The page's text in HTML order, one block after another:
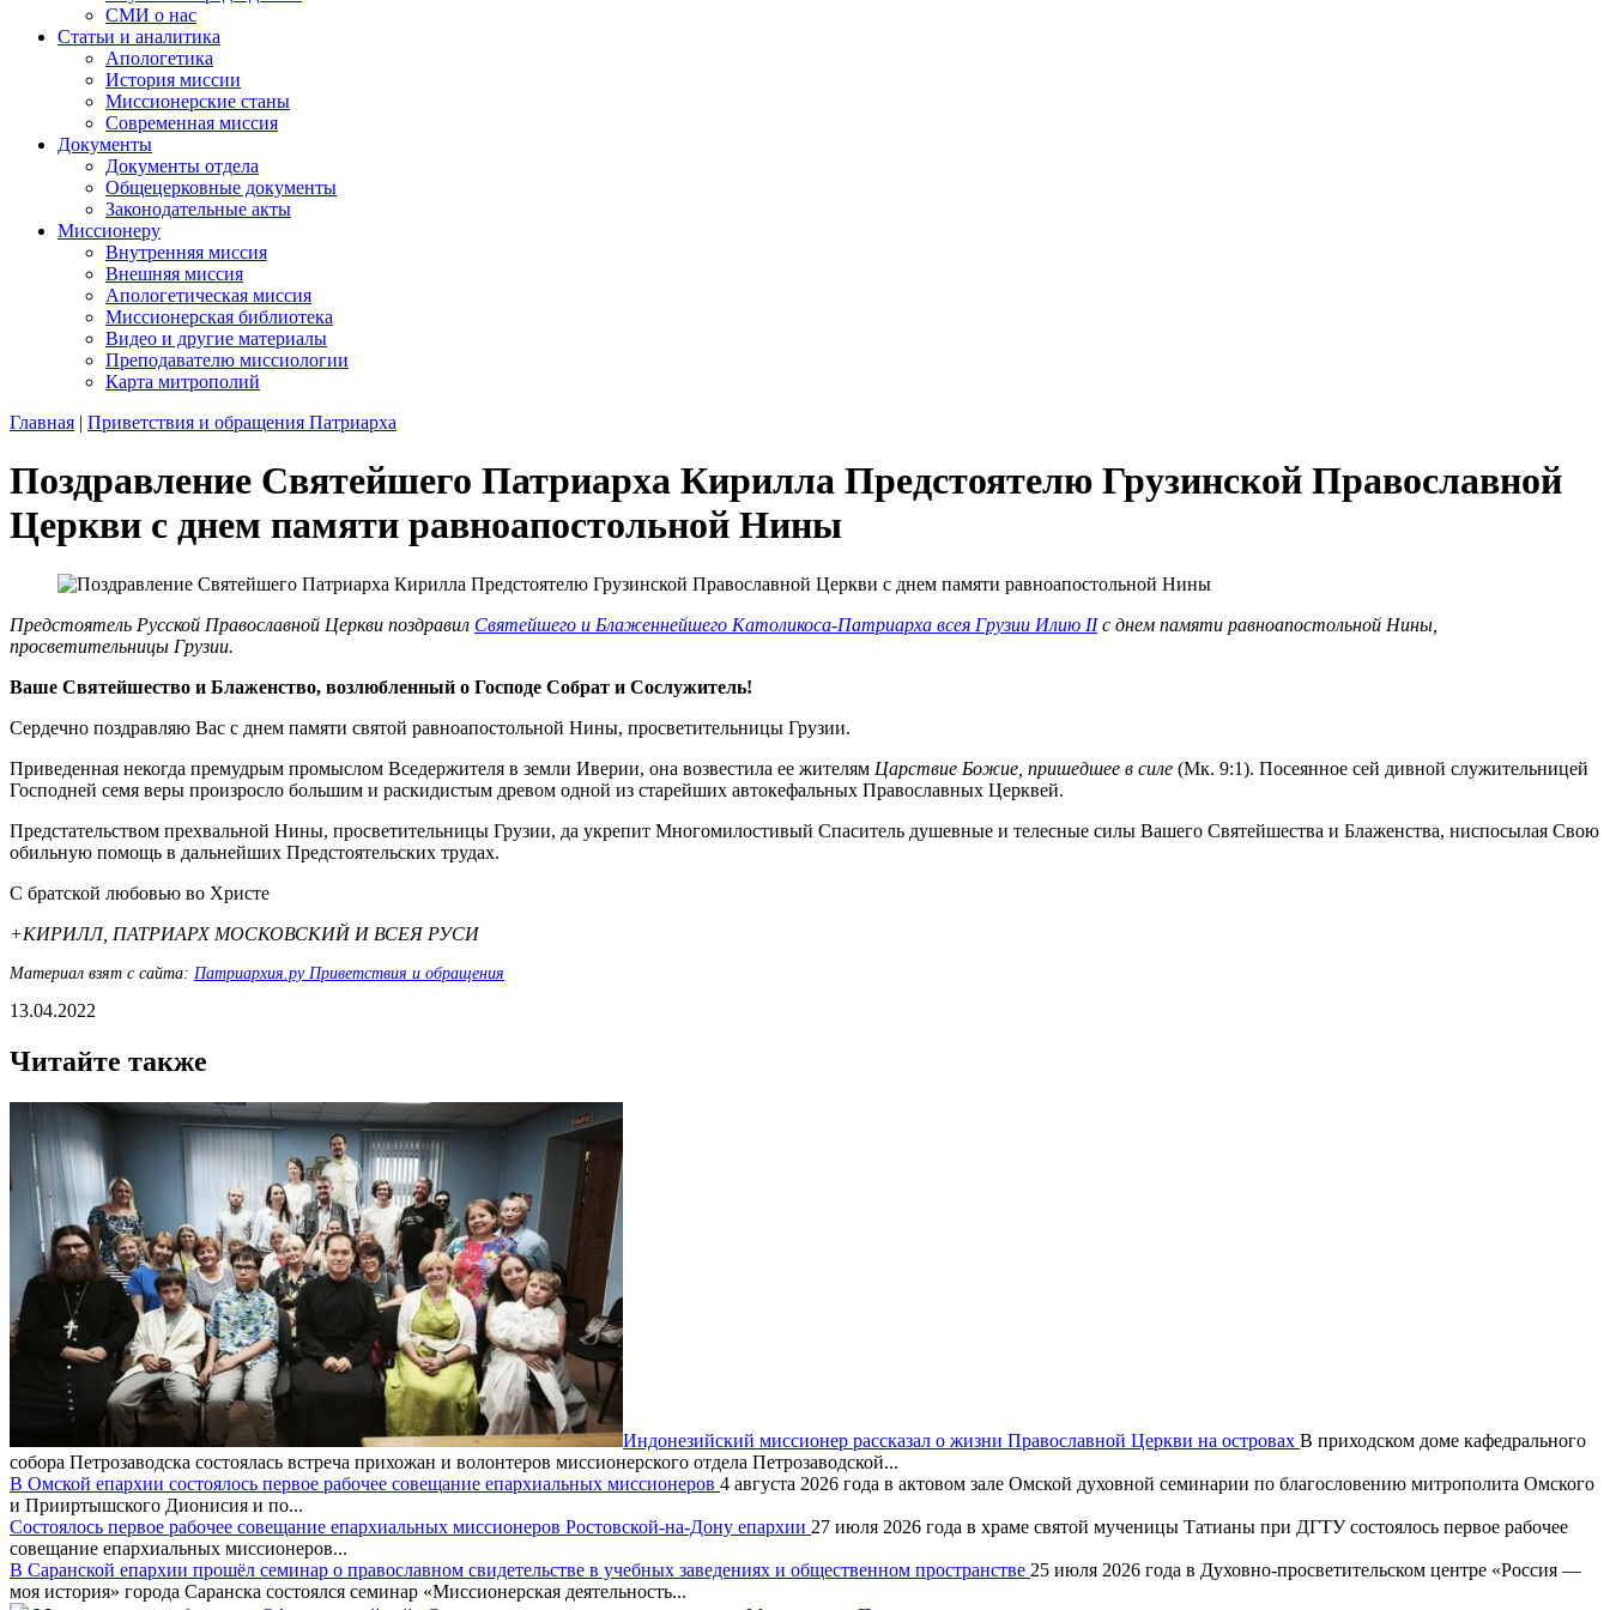
СМИ о нас
Статьи и аналитика
Апологетика
История миссии
Миссионерские станы
Современная миссия
Документы
Документы отдела
Общецерковные документы
Законодательные акты
Миссионеру
Внутренняя миссия
Внешняя миссия
Апологетическая миссия
Миссионерская библиотека
Видео и другие материалы
Преподавателю миссиологии
Карта митрополий
Главная | Приветствия и обращения Патриарха
Поздравление Святейшего Патриарха Кирилла Предстоятелю Грузинской Православной
Церкви с днем памяти равноапостольной Нины
Предстоятель Русской Православной Церкви поздравил Святейшего и Блаженнейшего Католикоса-Патриарха всея Грузии Илию IIс днем памяти равноапостольной Нины,
просветительницы Грузии.
Ваше Святейшество и Блаженство, возлюбленный о Господе Собрат и Сослужитель!
Сердечно поздравляю Вас с днем памяти святой равноапостольной Нины, просветительницы Грузии.
Приведенная некогда премудрым промыслом Вседержителя в земли Иверии, она возвестила ее жителям Царствие Божие, пришедшее в силе (Мк. 9:1). Посеянное сей дивной служительницей
Господней семя веры произросло большим и раскидистым древом одной из старейших автокефальных Православных Церквей.
Предстательством прехвальной Нины, просветительницы Грузии, да укрепит Многомилостивый Спаситель душевные и телесные силы Вашего Святейшества и Блаженства, ниспосылая Свою
обильную помощь в дальнейших Предстоятельских трудах.
С братской любовью во Христе
+КИРИЛЛ, ПАТРИАРХ МОСКОВСКИЙ И ВСЕЯ РУСИ
Материал взят с сайта: Патриархия.ру Приветствия и обращения
13.04.2022
Читайте также
Индонезийский миссионер рассказал о жизни Православной Церкви на островах В приходском доме кафедрального
собора Петрозаводска состоялась встреча прихожан и волонтеров миссионерского отдела Петрозаводской...
В Омской епархии состоялось первое рабочее совещание епархиальных миссионеров 4 августа 2026 года в актовом зале Омской духовной семинарии по благословению митрополита Омского
и Прииртышского Дионисия и по...
Состоялось первое рабочее совещание епархиальных миссионеров Ростовской-на-Дону епархии 27 июля 2026 года в храме святой мученицы Татианы при ДГТУ состоялось первое рабочее
совещание епархиальных миссионеров...
В Саранской епархии прошёл семинар о православном свидетельстве в учебных заведениях и общественном пространстве 25 июля 2026 года в Духовно-просветительском центре «Россия —
моя история» города Саранска состоялся семинар «Миссионерская деятельность...